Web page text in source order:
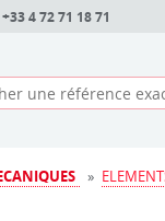
+33 4 72 71 18 71
»